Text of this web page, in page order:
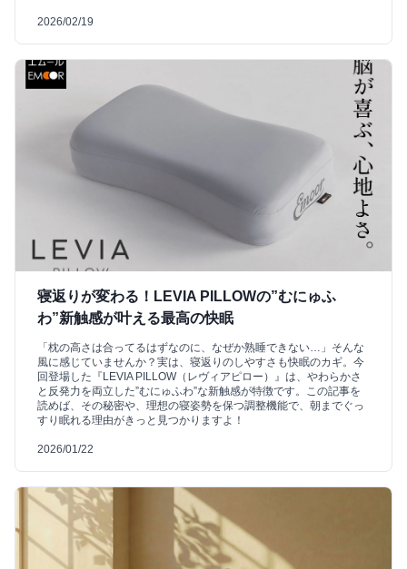
2026/02/19
寝返りが変わる！LEVIA PILLOWの”むにゅふ
わ”新触感が叶える最高の快眠
「枕の高さは合ってるはずなのに、なぜか熟睡できない…」そんな
風に感じていませんか？実は、寝返りのしやすさも快眠のカギ。今
回登場した『LEVIA PILLOW（レヴィアピロー）』は、やわらかさ
と反発力を両立した”むにゅふわ”な新触感が特徴です。この記事を
読めば、その秘密や、理想の寝姿勢を保つ調整機能で、朝までぐっ
すり眠れる理由がきっと見つかりますよ！
2026/01/22